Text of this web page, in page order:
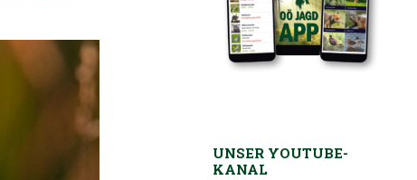
UNSER YOUTUBE-
KANAL